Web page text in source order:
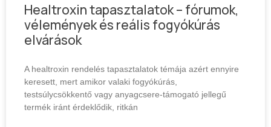
Healtroxin tapasztalatok – fórumok,
vélemények és reális fogyókúrás
elvárások
A healtroxin rendelés tapasztalatok témája azért ennyire
keresett, mert amikor valaki fogyókúrás,
testsúlycsökkentő vagy anyagcsere-támogató jellegű
termék iránt érdeklődik, ritkán